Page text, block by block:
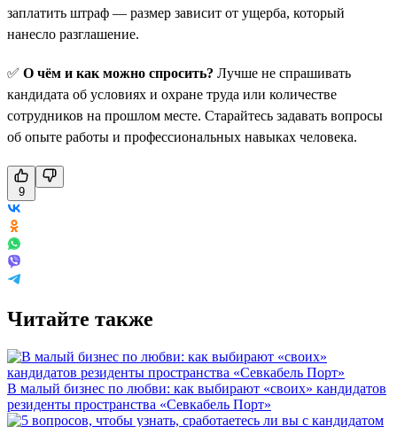
заплатить штраф — размер зависит от ущерба, который
нанесло разглашение.
✅ О чём и как можно спросить? Лучше не спрашивать
кандидата об условиях и охране труда или количестве
сотрудников на прошлом месте. Старайтесь задавать вопросы
об опыте работы и профессиональных навыках человека.
9
Читайте также
В малый бизнес по любви: как выбирают «своих» кандидатов
резиденты пространства «Севкабель Порт»